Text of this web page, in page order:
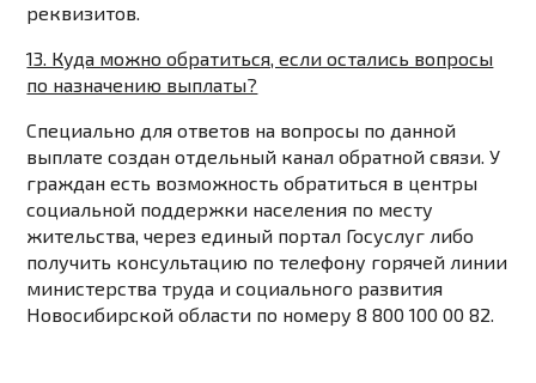
реквизитов.
13. Куда можно обратиться, если остались вопросы
по назначению выплаты?
Специально для ответов на вопросы по данной
выплате созданотдельный канал обратной связи. У
граждан есть возможность обратиться в центры
социальной поддержки населения по месту
жительства, через единый портал Госуслуг либо
получить консультацию по телефону горячей линии
министерства труда и социального развития
Новосибирской области по номеру8 800 100 00 82.